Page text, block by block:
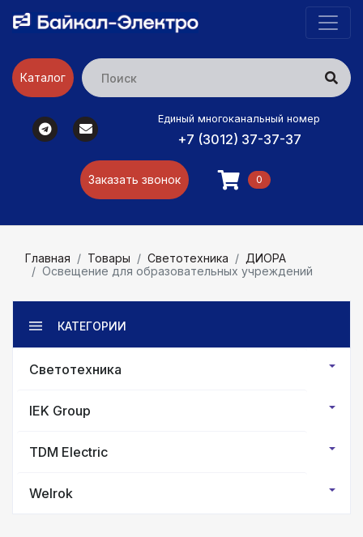
Каталог
Единый многоканальный номер
+7 (3012) 37-37-37
Заказать звонок 0
Главная Товары Светотехника
ДИОРА
Освещение для образовательных учреждений
КАТЕГОРИИ
Светотехника
IEK Group
TDM Electric
Welrok